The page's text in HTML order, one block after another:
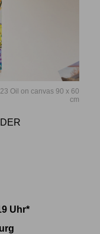
Oil on canvas 90 x 60
cm
Uhr*